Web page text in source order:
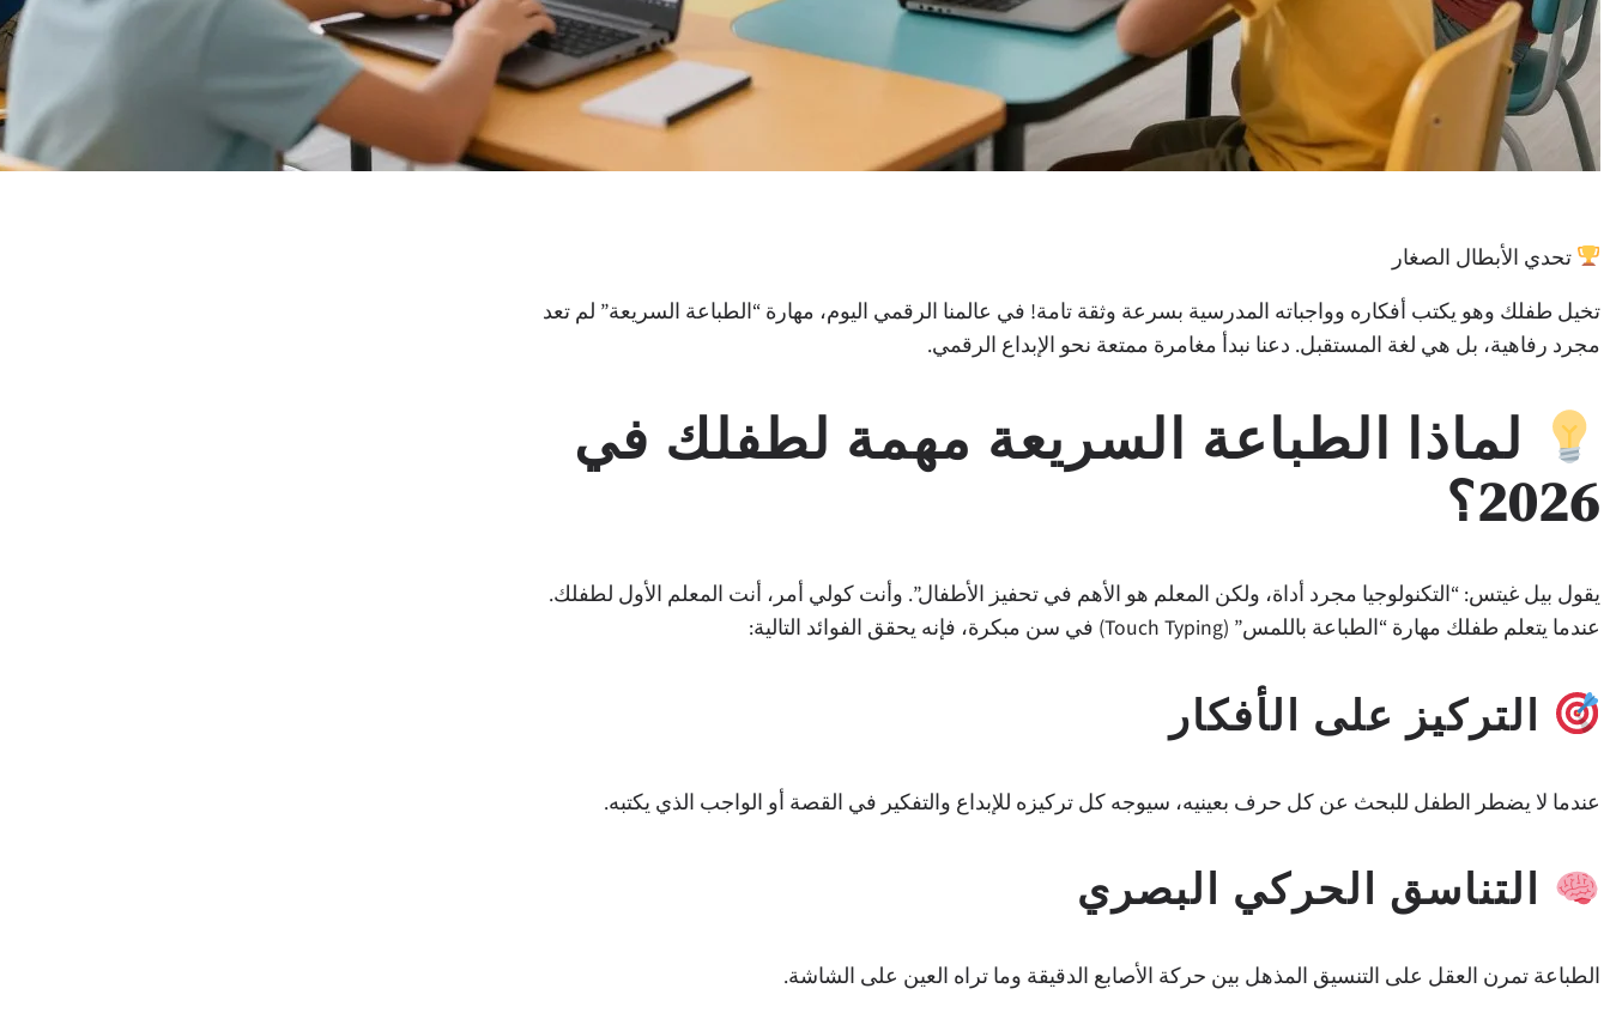
تحدي الأبطال الصغار
تخيل طفلك وهو يكتب أفكاره وواجباته المدرسية بسرعة وثقة تامة! في عالمنا الرقمي اليوم، مهارة “الطباعة السريعة” لم تعد
مجرد رفاهية، بل هي لغة المستقبل. دعنا نبدأ مغامرة ممتعة نحو الإبداع الرقمي.
لماذا الطباعة السريعة مهمة لطفلك في
2026؟
يقول بيل غيتس: “التكنولوجيا مجرد أداة، ولكن المعلم هو الأهم في تحفيز الأطفال”. وأنت كولي أمر، أنت المعلم الأول لطفلك.
عندما يتعلم طفلك مهارة “الطباعة باللمس” (Touch Typing) في سن مبكرة، فإنه يحقق الفوائد التالية:
التركيز على الأفكار
عندما لا يضطر الطفل للبحث عن كل حرف بعينيه، سيوجه كل تركيزه للإبداع والتفكير في القصة أو الواجب الذي يكتبه.
التناسق الحركي البصري
الطباعة تمرن العقل على التنسيق المذهل بين حركة الأصابع الدقيقة وما تراه العين على الشاشة.